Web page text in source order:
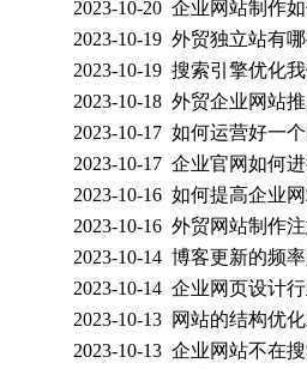
2023-10-20 企业网站制作
2023-10-19 外贸独立站有
2023-10-19 搜索引擎优化
2023-10-18 外贸企业网站
2023-10-17 如何运营好一
2023-10-17 企业官网如何
2023-10-16 如何提高企业
2023-10-16 外贸网站制作
2023-10-14 博客更新的频
2023-10-14 企业网页设计
2023-10-13 网站的结构优
2023-10-13 企业网站不在